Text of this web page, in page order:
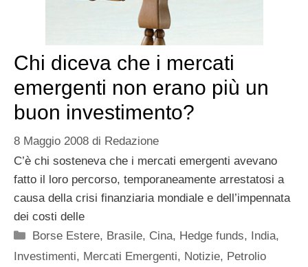
Chi diceva che i mercati
emergenti non erano più un
buon investimento?
8 Maggio 2008 di Redazione
C’è chi sosteneva che i mercati emergenti avevano
fatto il loro percorso, temporaneamente arrestatosi a
causa della crisi finanziaria mondiale e dell’impennata
dei costi delle
Categorie
Borse Estere, Brasile, Cina, Hedge funds, India,
Investimenti, Mercati Emergenti, Notizie, Petrolio